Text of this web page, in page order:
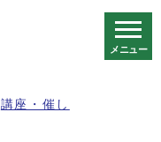
メニュー
講座・催し